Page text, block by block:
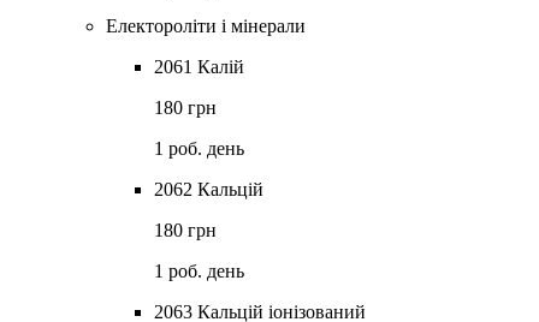
Електороліти і мінерали
2061 Калій
180 грн
1 роб. день
2062 Кальцій
180 грн
1 роб. день
2063 Кальцій іонізований